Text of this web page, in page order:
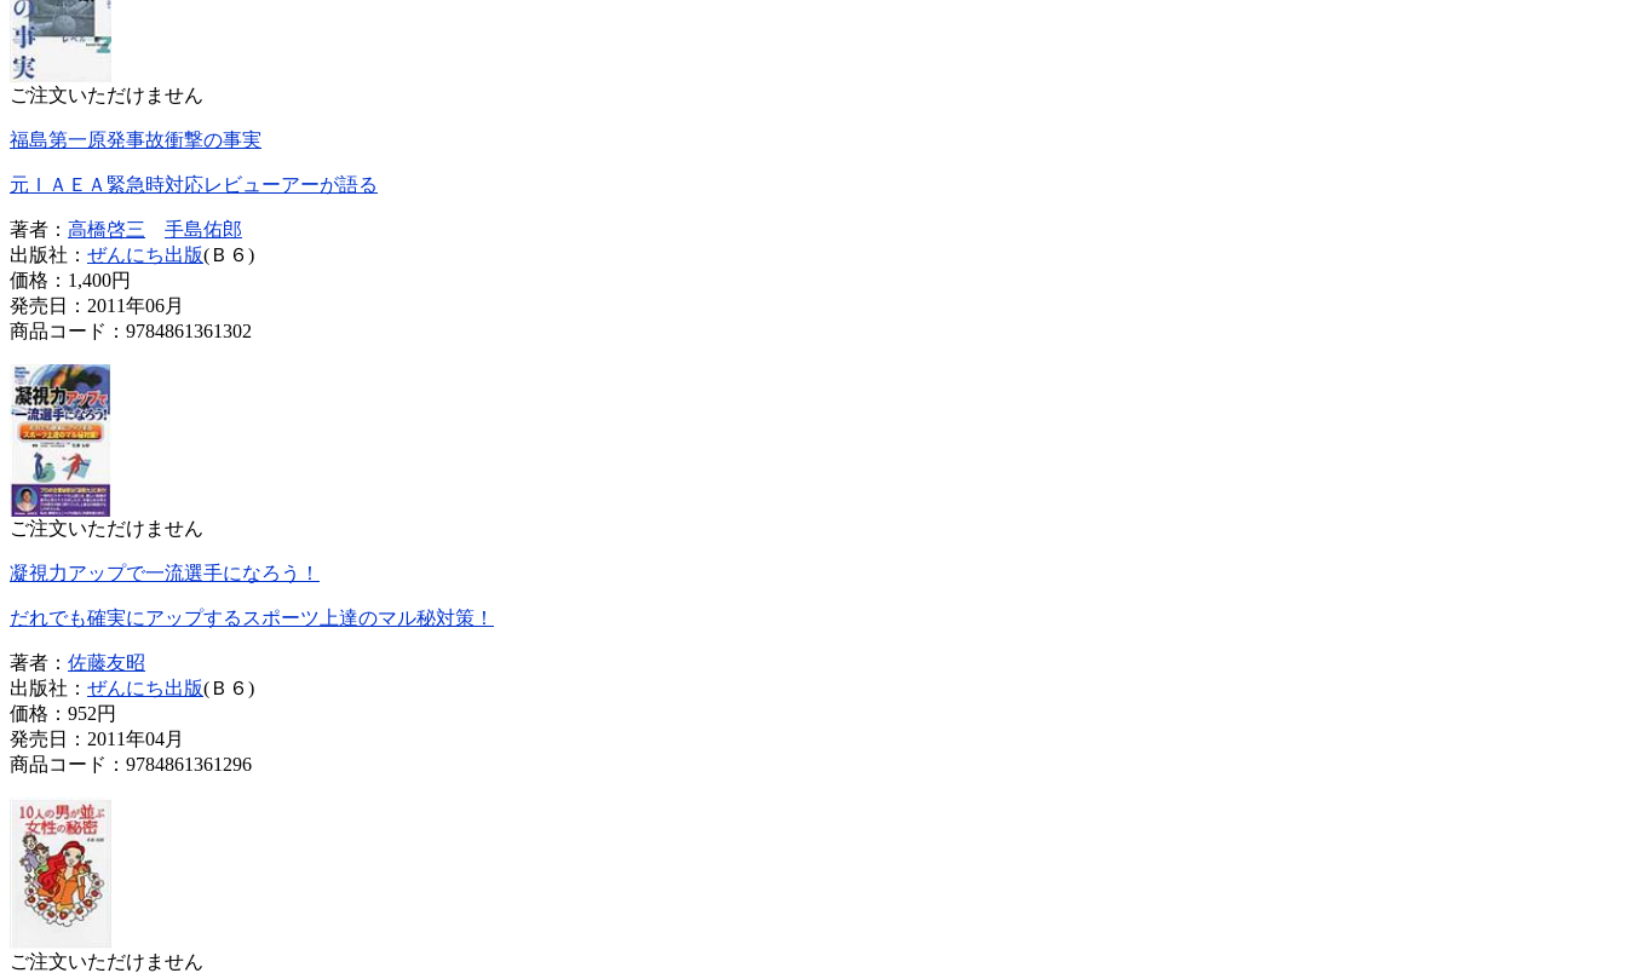
ご注文いただけません
福島第一原発事故衝撃の事実
元ＩＡＥＡ緊急時対応レビューアーが語る
著者： 高橋啓三
手島佑郎
出版社： ぜんにち出版(Ｂ６)
価格： 1,400円
発売日：2011年06月
商品コード：9784861361302
ご注文いただけません
凝視力アップで一流選手になろう！
だれでも確実にアップするスポーツ上達のマル秘対策！
著者： 佐藤友昭
出版社： ぜんにち出版(Ｂ６)
価格： 952円
発売日：2011年04月
商品コード：9784861361296
ご注文いただけません